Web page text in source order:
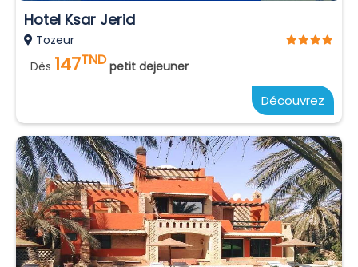
Hotel Ksar Jerid
Tozeur
Dès 147TND petit dejeuner
Découvrez